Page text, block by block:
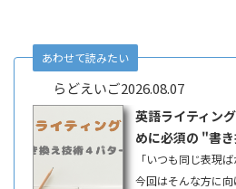
らどえいご
あわせて読みたい
2026.08.07
英語ライティン
めに必須の "書
「いつも同じ表現
今回はそんな方に